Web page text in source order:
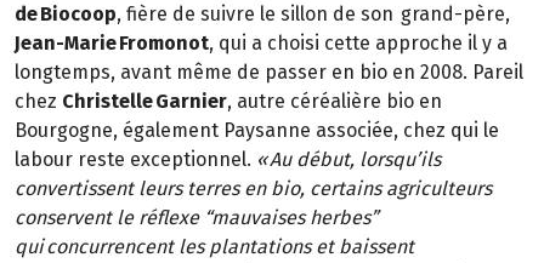
de Biocoop, fière de suivre le sillon de son grand-père,
Jean-Marie Fromonot, qui a choisi cette approche il y a
longtemps, avant même de passer en bio en 2008. Pareil
chez Christelle Garnier, autre céréalière bio en
Bourgogne, également Paysanne associée, chez qui le
labour reste exceptionnel. « Au début, lorsqu’ils
convertissent leurs terres en bio, certains agriculteurs
conservent le réflexe “mauvaises herbes”
qui concurrencent les plantations et baissent